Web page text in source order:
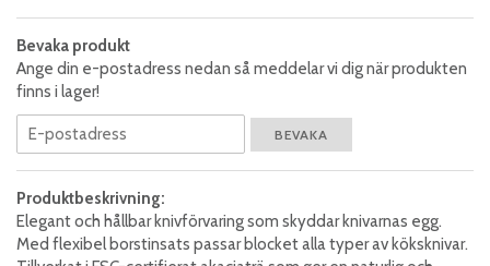
Bevaka produkt
Ange din e-postadress nedan så meddelar vi dig när produkten
finns i lager!
BEVAKA
Produktbeskrivning:
Elegant och hållbar knivförvaring som skyddar knivarnas egg.
Med flexibel borstinsats passar blocket alla typer av köksknivar.